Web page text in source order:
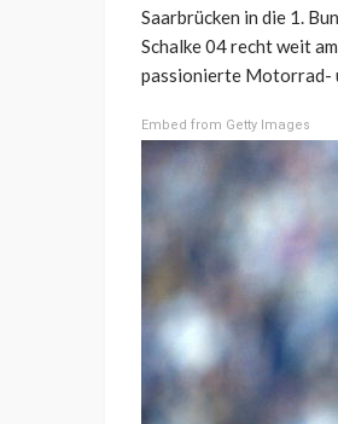
Saarbrücken in die 1.
Schalke 04 recht weit
passionierte Motorrad-
Embed from Getty Images